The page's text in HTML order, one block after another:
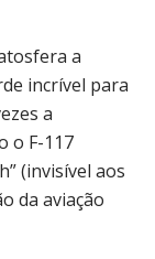
a
incrível para
a
o F-117
(invisível aos
da aviação